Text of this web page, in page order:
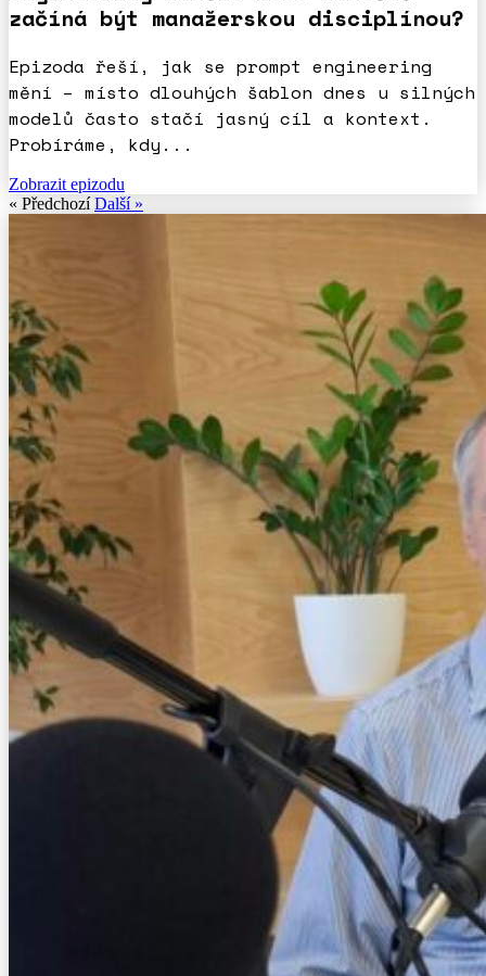
začíná být manažerskou disciplínou?
Epizoda řeší, jak se prompt engineering
mění – místo dlouhých šablon dnes u silných
modelů často stačí jasný cíl a kontext.
Probíráme, kdy...
Zobrazit epizodu
« Předchozí Další »